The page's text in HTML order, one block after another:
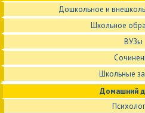
Дошкольное и
Школьное
ВУЗы
Школьные
Домашний